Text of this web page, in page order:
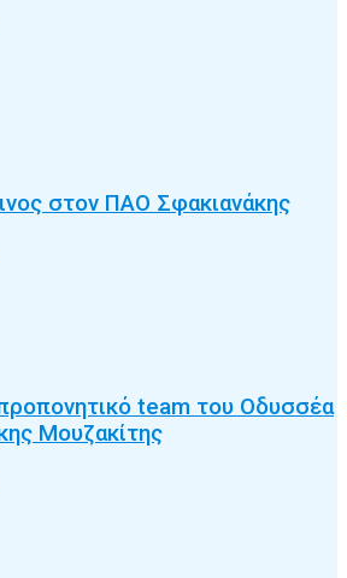
στον ΠΑΟ Σφακιανάκης
team του Οδυσσέα
Μουζακίτης